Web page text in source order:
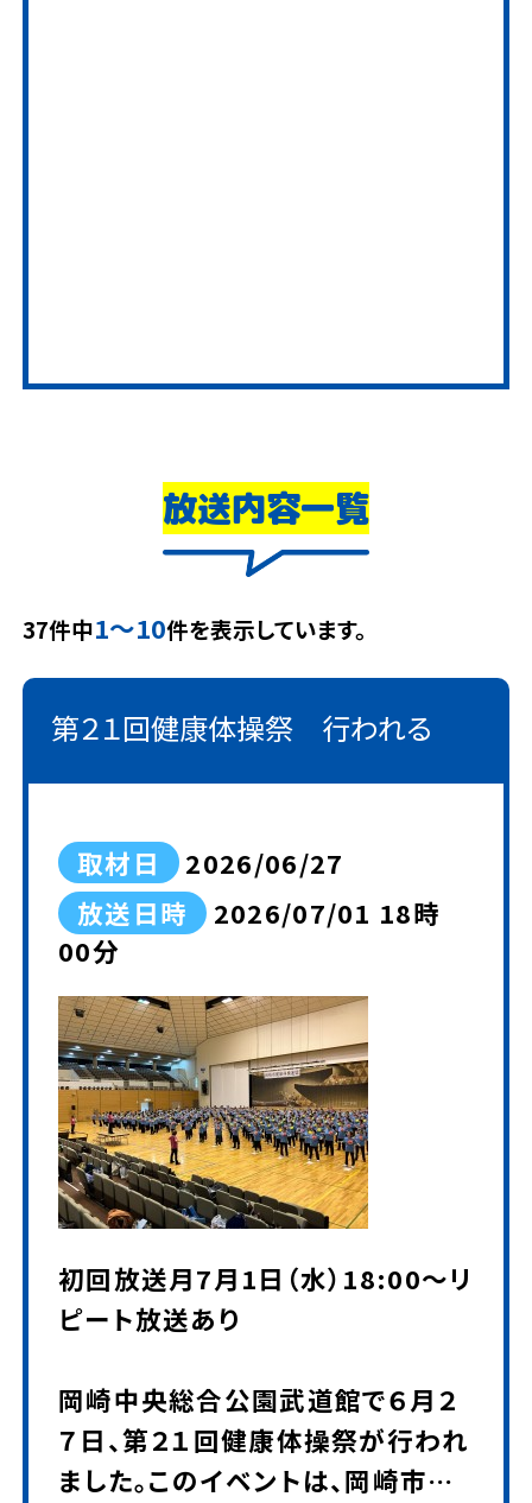
放送内容一覧
37件中1～10件を表示しています。
第２１回健康体操祭 行われる
取材日
2026/06/27
放送日時
2026/07/01 18時
00分
初回放送月7月1日（水）18:00～リ
ピート放送あり
岡崎中央総合公園武道館で６月２
７日、第２１回健康体操祭が行われ
ました。このイベントは、岡崎市を